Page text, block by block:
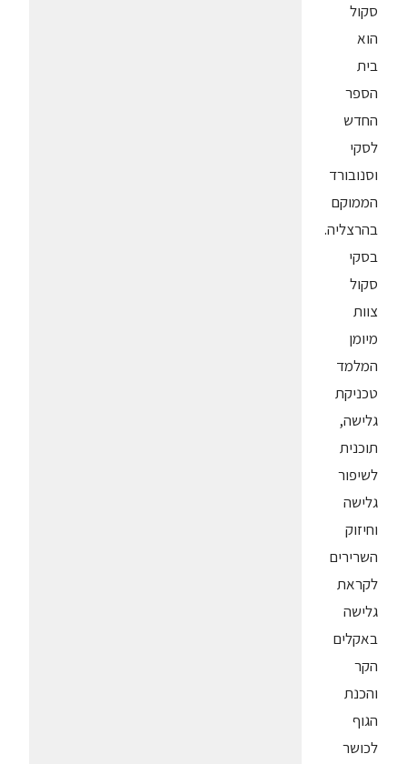
סקול
הוא
בית
הספר
החדש
לסקי
וסנובורד
הממוקם
בהרצליה.
בסקי
סקול
צוות
מיומן
המלמד
טכניקת
גלישה,
תוכנית
לשיפור
גלישה
וחיזוק
השרירים
לקראת
גלישה
באקלים
הקר
והכנת
הגוף
לכושר